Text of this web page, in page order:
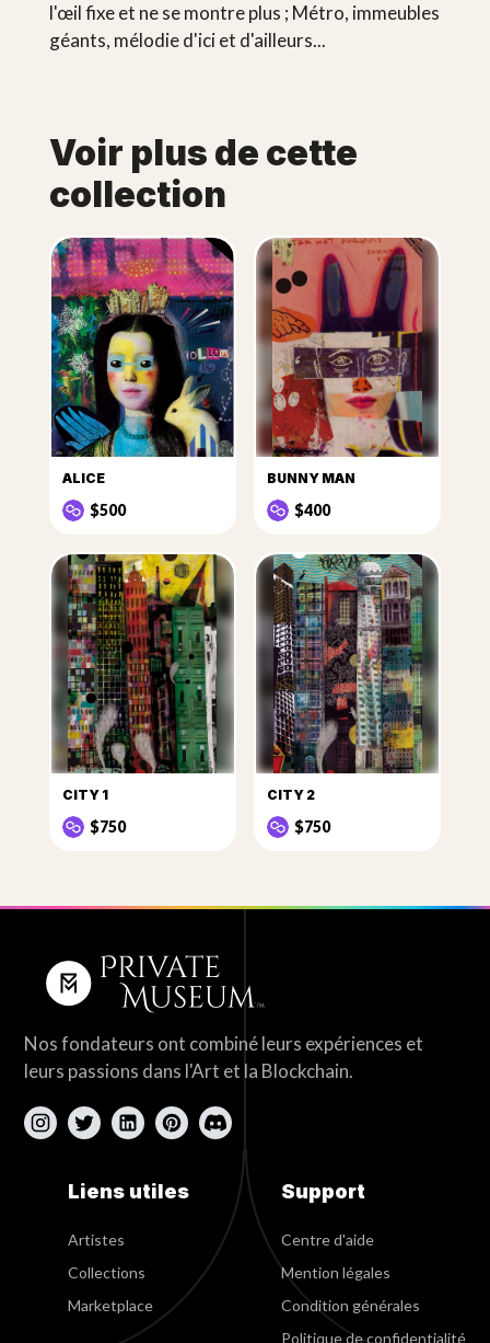
l'œil fixe et ne se montre plus ; Métro, immeubles
géants, mélodie d'ici et d'ailleurs...
Voir plus de cette
collection
ALICE
$500
BUNNY MAN
$400
CITY 1
$750
CITY 2
$750
Nos fondateurs ont combiné leurs expériences et
leurs passions dans l'Art et la Blockchain.
Liens utiles
Artistes
Collections
Marketplace
Support
Centre d'aide
Mention légales
Condition générales
Politique de confidentialité